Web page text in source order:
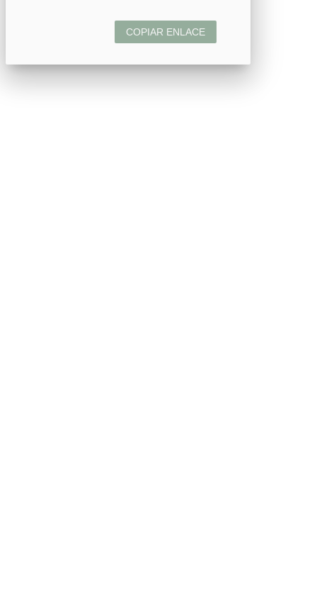
COPIAR ENLACE